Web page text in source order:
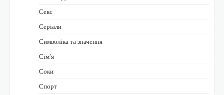
Секс
Серіали
Символіка та значення
Сім’я
Соки
Спорт